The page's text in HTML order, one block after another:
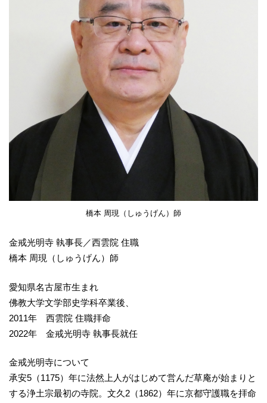
橋本 周現（しゅうげん）師
金戒光明寺 執事長／西雲院 住職
橋本 周現（しゅうげん）師
愛知県名古屋市生まれ
佛教大学文学部史学科卒業後、
2011年 西雲院 住職拝命
2022年 金戒光明寺 執事長就任
金戒光明寺について
承安5（1175）年に法然上人がはじめて営んだ草庵が始まりと
する浄土宗最初の寺院。文久2（1862）年に京都守護職を拝命